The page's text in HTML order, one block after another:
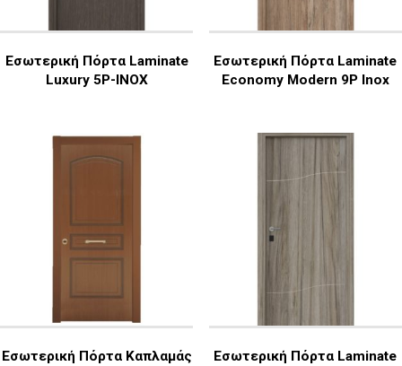
Εσωτερική Πόρτα Laminate
Luxury 5P-INOX
Εσωτερική Πόρτα Laminate
Economy Modern 9P Inox
Εσωτερική Πόρτα Καπλαμάς
Εσωτερική Πόρτα Laminate